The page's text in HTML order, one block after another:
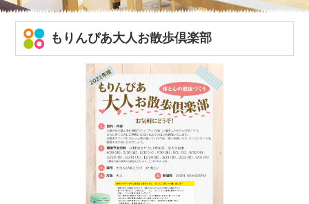
もりんぴあ大人お散歩倶楽部